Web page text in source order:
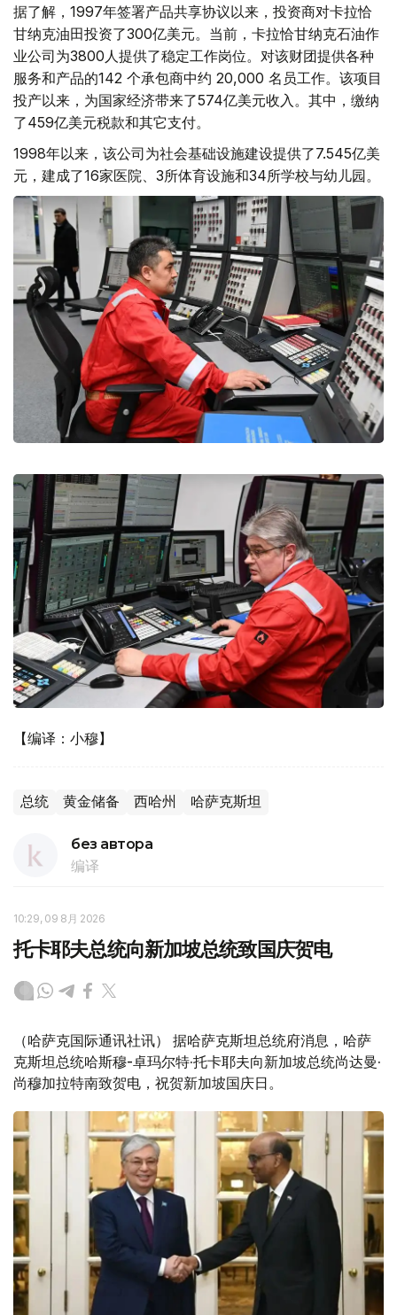
据了解，1997年签署产品共享协议以来，投资商对卡拉恰
甘纳克油田投资了300亿美元。当前，卡拉恰甘纳克石油作
业公司为3800人提供了稳定工作岗位。对该财团提供各种
服务和产品的142 个承包商中约 20,000 名员工作。该项目
投产以来，为国家经济带来了574亿美元收入。其中，缴纳
了459亿美元税款和其它支付。
1998年以来，该公司为社会基础设施建设提供了7.545亿美
元，建成了16家医院、3所体育设施和34所学校与幼儿园。
【编译：小穆】
总统 黄金储备 西哈州 哈萨克斯坦
без автора
编译
10:29, 09 8月 2026
托卡耶夫总统向新加坡总统致国庆贺电
（哈萨克国际通讯社讯） 据哈萨克斯坦总统府消息，哈萨
克斯坦总统哈斯穆-卓玛尔特·托卡耶夫向新加坡总统尚达曼·
尚穆加拉特南致贺电，祝贺新加坡国庆日。